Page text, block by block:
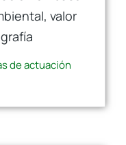
valor
de actuación